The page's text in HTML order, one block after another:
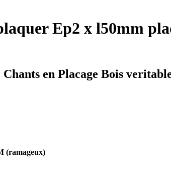
Ep2 x l50mm
Chants en Placage Bois
(ramageux)